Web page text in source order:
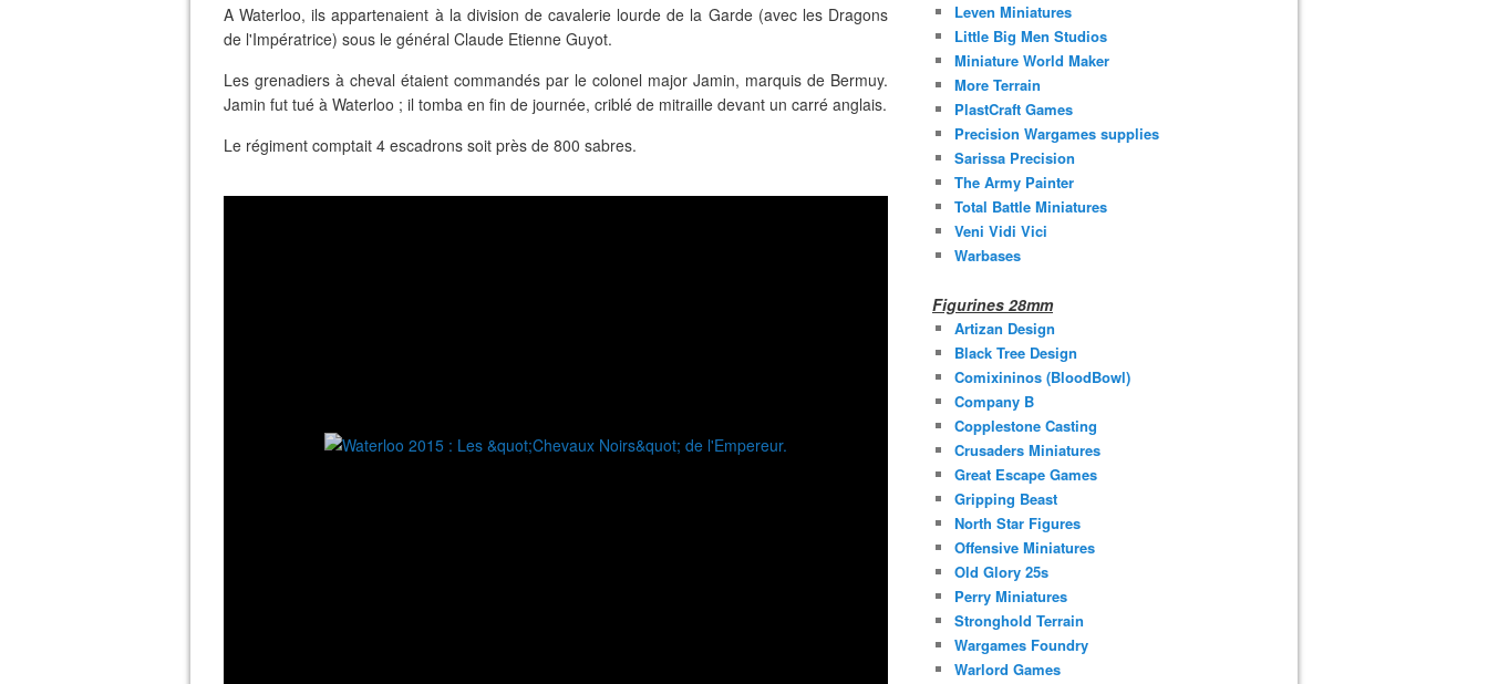
A Waterloo, ils appartenaient à la division de cavalerie lourde de la Garde (avec les Dragons
de l'Impératrice) sous le général Claude Etienne Guyot.
Les grenadiers à cheval étaient commandés par le colonel major Jamin, marquis de Bermuy.
Jamin fut tué à Waterloo ; il tomba en fin de journée, criblé de mitraille devant un carré anglais.
Le régiment comptait 4 escadrons soit près de 800 sabres.
Leven Miniatures
Little Big Men Studios
Miniature World Maker
More Terrain
PlastCraft Games
Precision Wargames supplies
Sarissa Precision
The Army Painter
Total Battle Miniatures
Veni Vidi Vici
Warbases
Figurines 28mm
Artizan Design
Black Tree Design
Comixininos (BloodBowl)
Company B
Copplestone Casting
Crusaders Miniatures
Great Escape Games
Gripping Beast
North Star Figures
Offensive Miniatures
Old Glory 25s
Perry Miniatures
Stronghold Terrain
Wargames Foundry
Warlord Games